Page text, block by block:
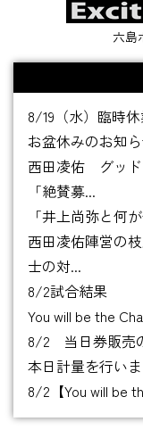
六島
8/19（水）臨時
お盆休みのお知
西田凌佑 グッド
「絶賛募...
「井上尚弥と何
西田凌佑陣営の
士の対...
8/2試合結果
You will be the
8/2 当日券販売
本日計量を行い
8/2【You will be